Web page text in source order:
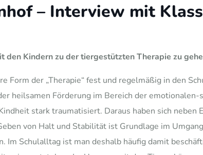
– Interview mit
Kindern zu der tiergestützten Therapie zu
Form der „Therapie“ fest und regelmäßig in den
heilsamen Förderung im Bereich der
stark traumatisiert. Daraus haben sich neben
von Halt und Stabilität ist Grundlage im
Schulalltag ist man deshalb häufig damit